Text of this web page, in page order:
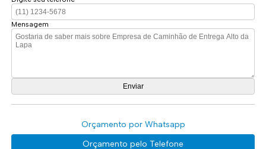
Mensagem
Orçamento por Whatsapp
Orçamento pelo Telefone